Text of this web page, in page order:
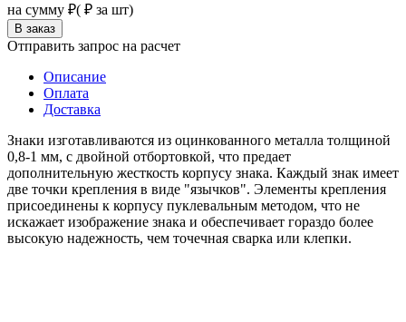
на сумму ₽( ₽ за шт)
Отправить запрос на расчет
Описание
Оплата
Доставка
Знаки изготавливаются из оцинкованного металла толщиной
0,8-1 мм, с двойной отбортовкой, что предает
дополнительную жесткость корпусу знака. Каждый знак имеет
две точки крепления в виде "язычков". Элементы крепления
присоединены к корпусу пуклевальным методом, что не
искажает изображение знака и обеспечивает гораздо более
высокую надежность, чем точечная сварка или клепки.